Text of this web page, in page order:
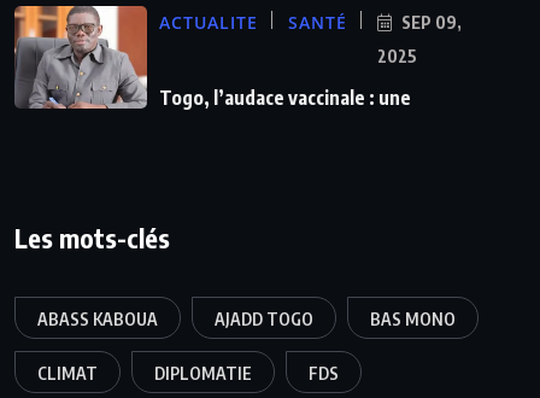
ACTUALITE SANTÉ
SEP 09,
2025
Togo, l’audace vaccinale : une
Les mots-clés
ABASS KABOUA AJADD TOGO BAS MONO
CLIMAT DIPLOMATIE FDS